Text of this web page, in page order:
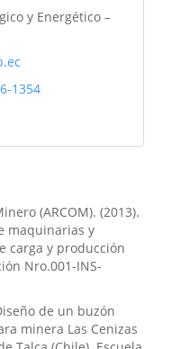
y Energético –
1354
(ARCOM). (2013).
maquinarias y
carga y producción
Nro.001-INS-
de un buzón
minera Las Cenizas